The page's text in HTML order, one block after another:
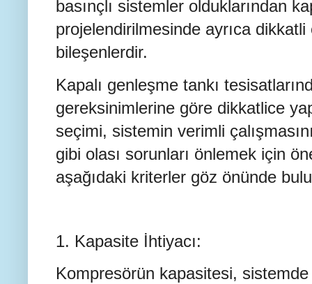
basınçlı sistemler olduklarından
projelendirilmesinde ayrıca dikkatli
bileşenlerdir.
Kapalı genleşme tankı
gereksinimlerine göre dikkatlice
seçimi, sistemin verimli
gibi olası sorunları önlemek için
aşağıdaki kriterler göz önünde
1. Kapasite İhtiyacı:
Kompresörün kapasitesi,